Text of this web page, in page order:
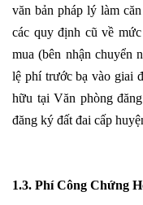
văn bản pháp lý làm
các quy định cũ về
mua (bên nhận chuyển
lệ phí trước bạ vào giai
hữu tại Văn phòng
đăng ký đất đai cấp
1.3. Phí Công Chứng